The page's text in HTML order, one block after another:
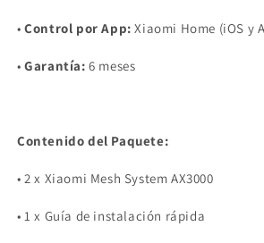
• Control por App: Xiaomi Home (iOS y
• Garantía: 6 meses
Contenido del Paquete:
• 2 x Xiaomi Mesh System AX3000
• 1 x Guía de instalación rápida